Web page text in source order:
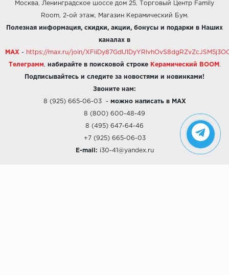
Москва, Ленинградское шоссе дом 25, Торговый Центр Family
Room, 2-ой этаж, Магазин Керамический Бум.
Полезная информация, скидки, акции, бонусы и подарки в Наших
каналах в
MAX - https://max.ru/join/
Телеграмм набирайте в поисковой строке Керамический BOOM .
Подписывайтесь и следите за новостями и новинками!
Звоните нам:
8 (925) 665-06-03- можно написать в MAX
8 (800) 600-48-49
8 (495) 647-64-46
+7 (925) 665-06-03
E-mail: i30-41@yandex.ru